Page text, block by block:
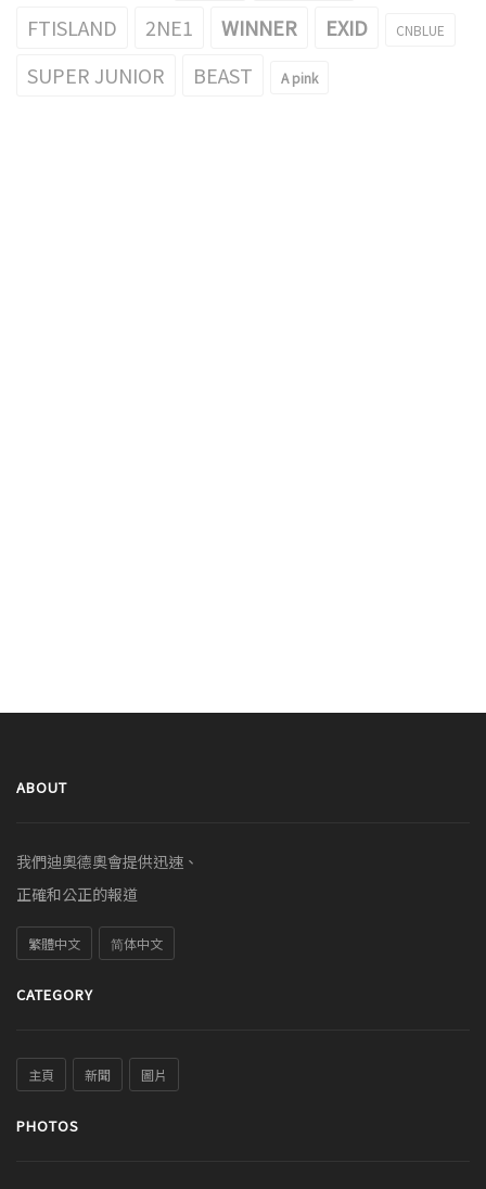
FTISLAND
2NE1 WINNER EXID CNBLUE
SUPER JUNIOR BEAST A pink
ABOUT
我們迪奧德奧會提供迅速、
正確和公正的報道
繁體中文 简体中文
CATEGORY
主頁 新聞 圖片
PHOTOS